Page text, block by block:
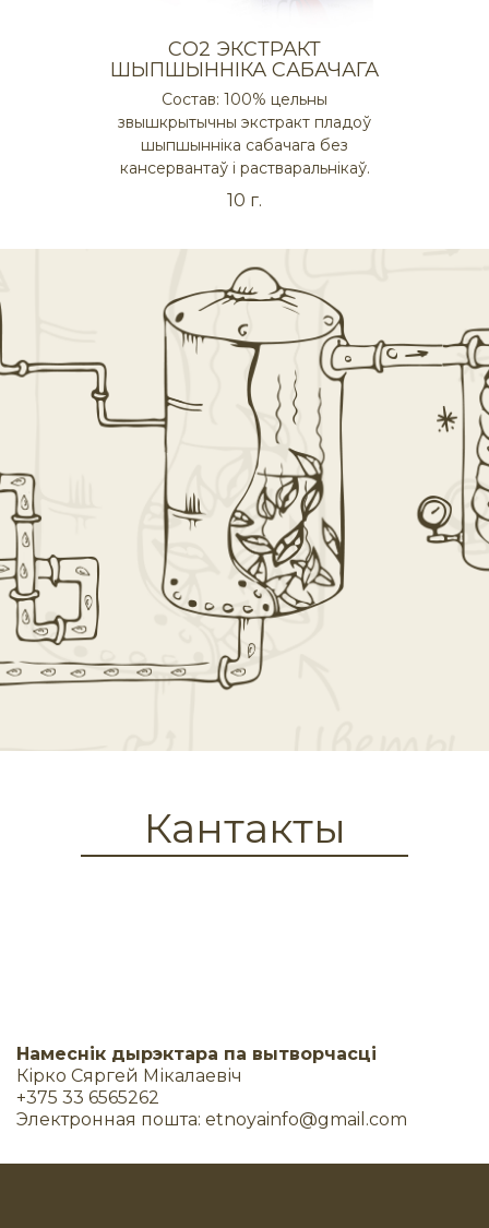
СO2 ЭКСТРАКТ
ШЫПШЫННІКА САБАЧАГА
Состав: 100% цельны
звышкрытычны экстракт пладоў
шыпшынніка сабачага без
кансервантаў і растваральнікаў.
10 г.
Кантакты
Намеснік дырэктара па вытворчасці
Кірко Сяргей Мікалаевіч
+375 33 6565262
Электронная пошта: etnoyainfo@gmail.com